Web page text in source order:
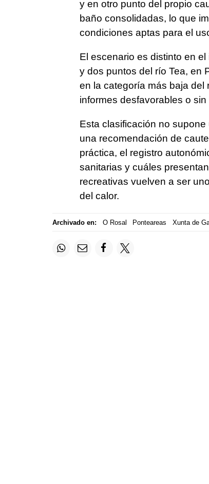
y en otro punto del propio
baño consolidadas, lo que
condiciones aptas para el
El escenario es distinto en
y dos puntos del río Tea,
en la categoría más baja del
informes desfavorables o
Esta clasificación no
una recomendación de
práctica, el registro
sanitarias y cuáles
recreativas vuelven a ser
del calor.
Archivado en: O Rosal Ponteareas Xunta de